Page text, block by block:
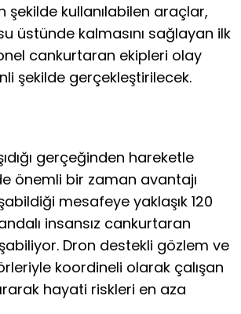
şekilde kullanılabilen araçlar,
üstünde kalmasını sağlayan ilk
cankurtaran ekipleri olay
şekilde gerçekleştirilecek.
gerçeğinden hareketle
önemli bir zaman avantajı
mesafeye yaklaşık 120
insansız cankurtaran
Dron destekli gözlem ve
koordineli olarak çalışan
hayati riskleri en aza